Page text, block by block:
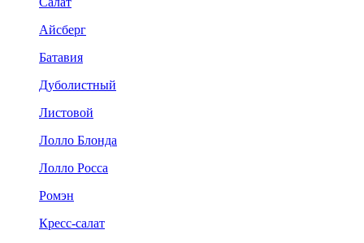
Айсберг
Батавия
Дуболистный
Листовой
Лолло Блонда
Лолло Росса
Ромэн
Кресс-салат